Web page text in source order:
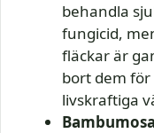
behandla
fungicid,
fläckar är
bort dem
livskraftiga